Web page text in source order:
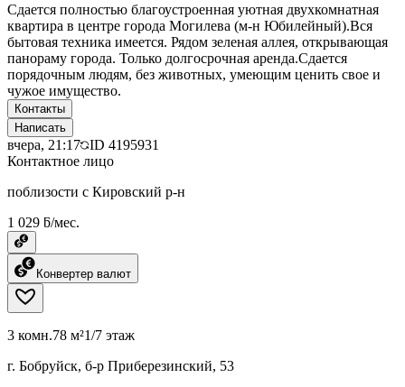
Сдается полностью благоустроенная уютная двухкомнатная
квартира в центре города Могилева (м-н Юбилейный).Вся
бытовая техника имеется. Рядом зеленая аллея, открывающая
панораму города. Только долгосрочная аренда.Сдается
порядочным людям, без животных, умеющим ценить свое и
чужое имущество.
Контакты
Написать
вчера, 21:17 ID 4195931
Контактное лицо
поблизости с Кировский р-н
1 029 ƃ/мес.
Конвертер валют
3 комн.78 м²1/7 этаж
г. Бобруйск, б-р Приберезинский, 53